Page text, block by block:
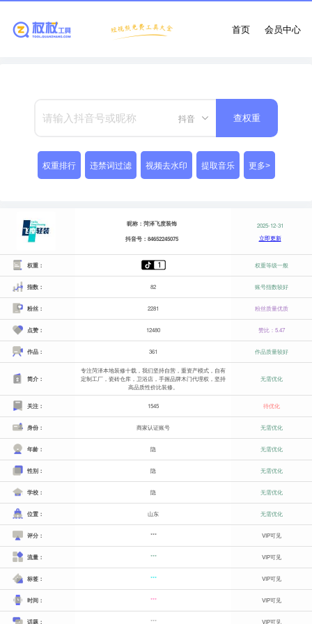
会员中心
首页
抖音 查权重
权重排行 违禁词过滤 视频去水印 提取音乐 更多>
昵称：菏泽飞度装饰
抖音号：84652245075
2025-12-31
立即更新
权重： 权重等级一般
指数： 82 账号指数较好
粉丝： 2281 粉丝质量优质
点赞： 12480 赞比：5.47
作品： 361 作品质量较好
简介：
专注菏泽本地装修十载，我们坚持自营，重资产模式，自有
定制工厂，瓷砖仓库，卫浴店，手握品牌木门代理权，坚持
高品质性价比装修。
无需优化
关注： 1545 待优化
身份： 商家认证账号 无需优化
年龄： 隐 无需优化
性别： 隐 无需优化
学校： 隐 无需优化
位置： 山东 无需优化
评分： *** VIP可见
流量： *** VIP可见
标签： *** VIP可见
时间： *** VIP可见
话题： *** VIP可见